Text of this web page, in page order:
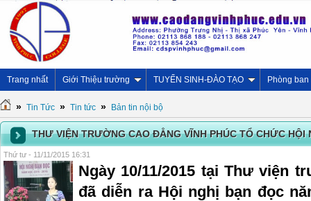
Trang nhất Giới Thiệu trường TUYỂN SINH-ĐÀO TẠO Phòng ban
» Tin Tức » Tin tức » Bản tin nội bộ
THƯ VIỆN TRƯỜNG CAO ĐẲNG VĨNH PHÚC TỔ CHỨC
Thứ tư - 11/11/2015 16:31
Ngày 10/11/2015 tại Thư viện
đã diễn ra Hội nghị bạn đọc